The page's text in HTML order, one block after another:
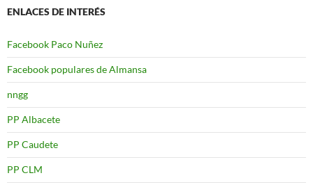
ENLACES DE INTERÉS
Facebook Paco Nuñez
Facebook populares de Almansa
nngg
PP Albacete
PP Caudete
PP CLM